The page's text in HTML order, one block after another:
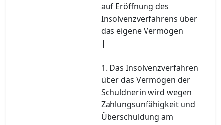
auf Eröffnung des
Insolvenzverfahrens über
das eigene Vermögen
|
1. Das Insolvenzverfahren
über das Vermögen der
Schuldnerin wird wegen
Zahlungsunfähigkeit und
Überschuldung am